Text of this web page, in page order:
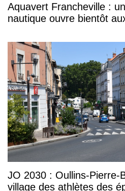
Aquavert Francheville :
nautique ouvre bientôt
JO 2030 : Oullins-Pierre-
village des athlètes des